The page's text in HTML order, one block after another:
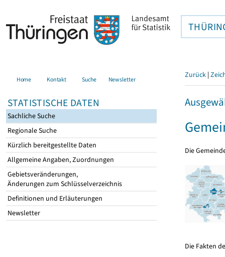
Home Kontakt Suche Newsletter
STATISTISCHE DATEN
Sachliche Suche
Regionale Suche
Kürzlich bereitgestellte Daten
Allgemeine Angaben, Zuordnungen
Gebietsveränderungen,
Änderungen zum Schlüsselverzeichnis
Definitionen und Erläuterungen
Newsletter
Zurück |
Die
Die Fakten